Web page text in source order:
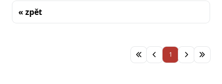
« zpět
1